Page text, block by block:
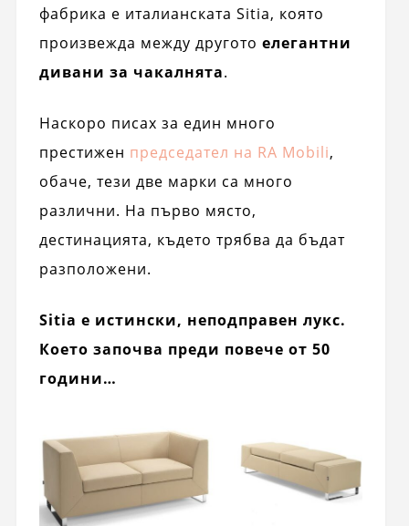
фабрика е италианската Sitia, която
произвежда между другото елегантни
дивани за чакалнята.
Наскоро писах за един много
престижен председател на RA Mobili,
обаче, тези две марки са много
различни. На първо място,
дестинацията, където трябва да бъдат
разположени.
Sitia е истински, неподправен лукс.
Което започва преди повече от 50
години…